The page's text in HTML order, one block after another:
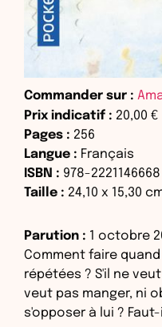
Commander sur :
Prix indicatif : 20,00 €
Pages : 256
Langue : Français
ISBN : 978-2221146668
Taille : 24,10 x 15,30
Parution : 1 octobre
Comment faire
répétées ? S'il ne
veut pas manger, ni
s'opposer à lui ?